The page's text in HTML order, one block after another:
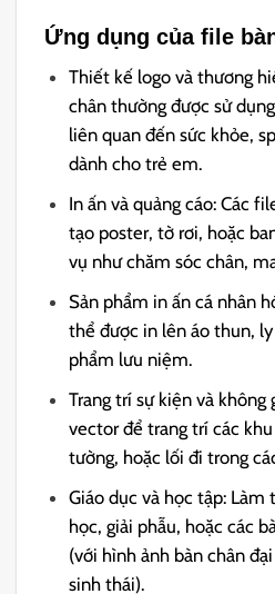
Ứng dụng của file
Thiết kế logo và thương
chân thường được sử
liên quan đến sức khỏe,
dành cho trẻ em.
In ấn và quảng cáo: Các
tạo poster, tờ rơi, hoặc
vụ như chăm sóc chân,
Sản phẩm in ấn cá nhân
thể được in lên áo thun,
phẩm lưu niệm.
Trang trí sự kiện và không
vector để trang trí các
tường, hoặc lối đi trong
Giáo dục và học tập: Làm
học, giải phẫu, hoặc các
(với hình ảnh bàn chân
sinh thái).